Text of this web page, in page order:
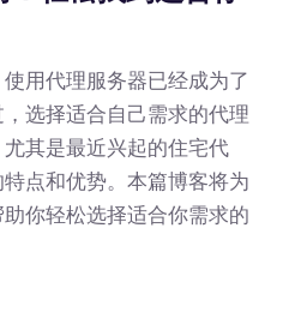
用代理服务器已经成为了
选择适合自己需求的代理
其是最近兴起的住宅代
点和优势。本篇博客将为
你轻松选择适合你需求的